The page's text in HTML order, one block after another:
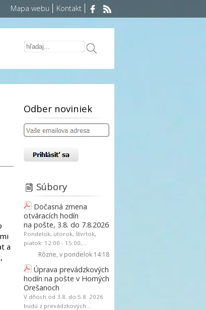
Mapa webu Kontakt
a
Odber noviniek
Súbory
Dočasná zmena
otváracích hodín
na pošte, 3.8. do 7.8.2026
Pondelok, utorok, štvrtok,
piatok: 12:00 - 15:00,...
Rôzne, v pondelok 14:18
Úprava prevádzkových
hodín na pošte v Horných
Orešanoch
V dňoch od 3.8. do 5.8. 2026
budú z prevádzkových...